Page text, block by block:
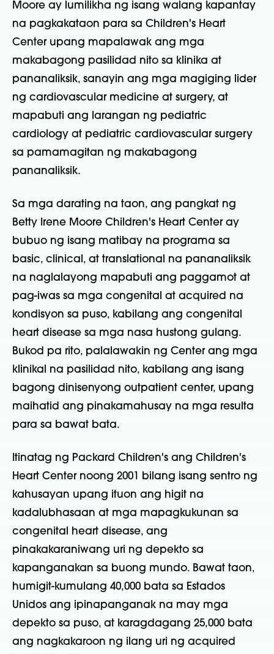
Moore ay lumilikha ng isang walang kapantay
na pagkakataon para sa Children's Heart
Center upang mapalawak ang mga
makabagong pasilidad nito sa klinika at
pananaliksik, sanayin ang mga magiging lider
ng cardiovascular medicine at surgery, at
mapabuti ang larangan ng pediatric
cardiology at pediatric cardiovascular surgery
sa pamamagitan ng makabagong
pananaliksik.
Sa mga darating na taon, ang pangkat ng
Betty Irene Moore Children's Heart Center ay
bubuo ng isang matibay na programa sa
basic, clinical, at translational na pananaliksik
na naglalayong mapabuti ang paggamot at
pag-iwas sa mga congenital at acquired na
kondisyon sa puso, kabilang ang congenital
heart disease sa mga nasa hustong gulang.
Bukod pa rito, palalawakin ng Center ang mga
klinikal na pasilidad nito, kabilang ang isang
bagong dinisenyong outpatient center, upang
maihatid ang pinakamahusay na mga resulta
para sa bawat bata.
Itinatag ng Packard Children's ang Children's
Heart Center noong 2001 bilang isang sentro ng
kahusayan upang ituon ang higit na
kadalubhasaan at mga mapagkukunan sa
congenital heart disease, ang
pinakakaraniwang uri ng depekto sa
kapanganakan sa buong mundo. Bawat taon,
humigit-kumulang 40,000 bata sa Estados
Unidos ang ipinapanganak na may mga
depekto sa puso, at karagdagang 25,000 bata
ang nagkakaroon ng ilang uri ng acquired